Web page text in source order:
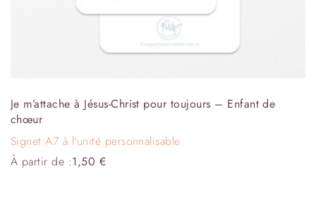
Je m’attache à Jésus-Christ pour toujours – Enfant de
chœur
Signet A7 à l'unité personnalisable
À partir de :1,50 €